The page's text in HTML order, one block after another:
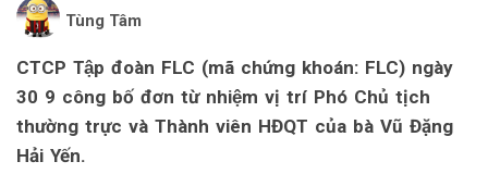
Tùng Tâm
CTCP Tập đoàn FLC (mã chứng khoán: FLC) ngày
30 9 công bố đơn từ nhiệm vị trí Phó Chủ tịch
thường trực và Thành viên HĐQT của bà Vũ Đặng
Hải Yến.